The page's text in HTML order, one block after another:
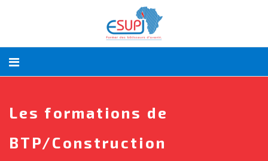
Les formations de
BTP/Construction